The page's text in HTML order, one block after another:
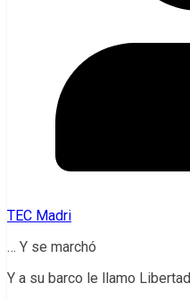
TEC Madri
… Y se marchó
Y a su barco le llamo Libertad